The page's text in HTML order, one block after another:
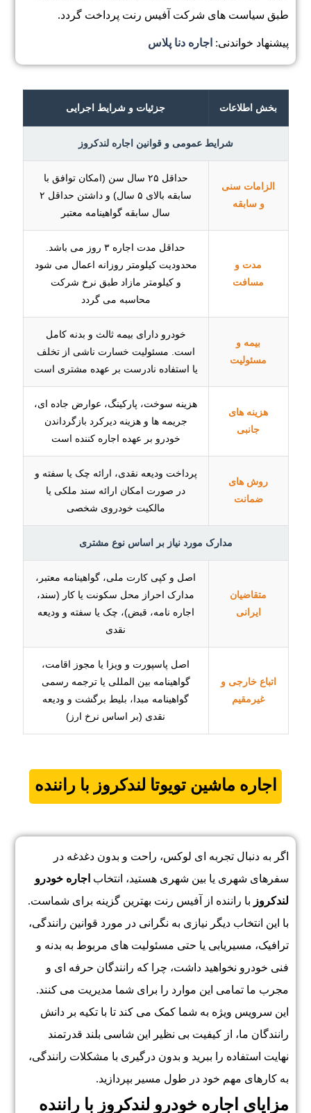
طبق سیاست های شرکت آفیس رنت پرداخت گردد.
پیشنهاد خواندنی: اجاره دنا پلاس
بخش اطلاعات جزئیات و شرایط اجرایی
شرایط عمومی و قوانین اجاره لندکروز
الزامات سنی
و سابقه
حداقل ۲۵ سال سن (امکان توافق با
سابقه بالای ۵ سال) و داشتن حداقل ۲
سال سابقه گواهینامه معتبر
مدت و
مسافت
حداقل مدت اجاره ۳ روز می باشد.
محدودیت کیلومتر روزانه اعمال می شود
و کیلومتر مازاد طبق نرخ شرکت
محاسبه می گردد
بیمه و
مسئولیت
خودرو دارای بیمه ثالث و بدنه کامل
است. مسئولیت خسارت ناشی از تخلف
یا استفاده نادرست بر عهده مشتری است
هزینه های
جانبی
هزینه سوخت، پارکینگ، عوارض جاده ای،
جریمه ها و هزینه دیرکرد بازگرداندن
خودرو بر عهده اجاره کننده است
روش های
ضمانت
پرداخت ودیعه نقدی، ارائه چک یا سفته و
در صورت امکان ارائه سند ملکی یا
مالکیت خودروی شخصی
مدارک مورد نیاز بر اساس نوع مشتری
متقاضیان
ایرانی
اصل و کپی کارت ملی، گواهینامه معتبر،
مدارک احراز محل سکونت یا کار (سند،
اجاره نامه، قبض)، چک یا سفته و ودیعه
نقدی
اتباع خارجی و
غیرمقیم
اصل پاسپورت و ویزا یا مجوز اقامت،
گواهینامه بین المللی یا ترجمه رسمی
گواهینامه مبدا، بلیط برگشت و ودیعه
نقدی (بر اساس نرخ ارز)
اجاره ماشینتویوتا لندکروز با راننده
اگر به دنبال تجربه ای لوکس، راحت و بدون دغدغه در
سفرهای شهری یا بین شهری هستید، انتخاب اجاره خودرو
لندکروز با راننده از آفیس رنت بهترین گزینه برای شماست.
با این انتخاب دیگر نیازی به نگرانی در مورد قوانین رانندگی،
ترافیک، مسیریابی یا حتی مسئولیت های مربوط به بدنه و
فنی خودرو نخواهید داشت، چرا که رانندگان حرفه ای و
مجرب ما تمامی این موارد را برای شما مدیریت می کنند.
این سرویس ویژه به شما کمک می کند تا با تکیه بر دانش
رانندگان ما، از کیفیت بی نظیر این شاسی بلند قدرتمند
نهایت استفاده را ببرید و بدون درگیری با مشکلات رانندگی،
به کارهای مهم خود در طول مسیر بپردازید.
مزایای اجاره خودرو لندکروز با راننده